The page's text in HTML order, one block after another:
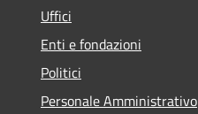
Uffici
Enti e fondazioni
Politici
Personale Amministrativo